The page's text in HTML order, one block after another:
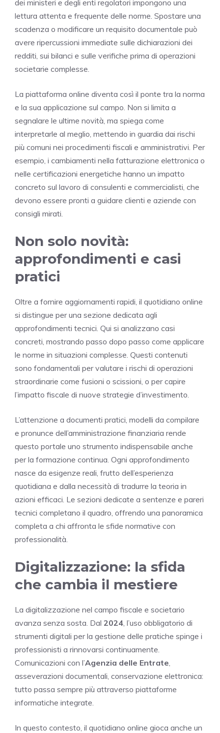
dei ministeri e degli enti regolatori impongono una
lettura attenta e frequente delle norme. Spostare una
scadenza o modificare un requisito documentale può
avere ripercussioni immediate sulle dichiarazioni dei
redditi, sui bilanci e sulle verifiche prima di operazioni
societarie complesse.
La piattaforma online diventa così il ponte tra la norma
e la sua applicazione sul campo. Non si limita a
segnalare le ultime novità, ma spiega come
interpretarle al meglio, mettendo in guardia dai rischi
più comuni nei procedimenti fiscali e amministrativi. Per
esempio, i cambiamenti nella fatturazione elettronica o
nelle certificazioni energetiche hanno un impatto
concreto sul lavoro di consulenti e commercialisti, che
devono essere pronti a guidare clienti e aziende con
consigli mirati.
Non solo novità:
approfondimenti e casi
pratici
Oltre a fornire aggiornamenti rapidi, il quotidiano online
si distingue per una sezione dedicata agli
approfondimenti tecnici. Qui si analizzano casi
concreti, mostrando passo dopo passo come applicare
le norme in situazioni complesse. Questi contenuti
sono fondamentali per valutare i rischi di operazioni
straordinarie come fusioni o scissioni, o per capire
l’impatto fiscale di nuove strategie d’investimento.
L’attenzione a documenti pratici, modelli da compilare
e pronunce dell’amministrazione finanziaria rende
questo portale uno strumento indispensabile anche
per la formazione continua. Ogni approfondimento
nasce da esigenze reali, frutto dell’esperienza
quotidiana e dalla necessità di tradurre la teoria in
azioni efficaci. Le sezioni dedicate a sentenze e pareri
tecnici completano il quadro, offrendo una panoramica
completa a chi affronta le sfide normative con
professionalità.
Digitalizzazione: la sfida
che cambia il mestiere
La digitalizzazione nel campo fiscale e societario
avanza senza sosta. Dal 2024 , l’uso obbligatorio di
strumenti digitali per la gestione delle pratiche spinge i
professionisti a rinnovarsi continuamente.
Comunicazioni con l’Agenzia delle Entrate
asseverazioni documentali, conservazione elettronica:
tutto passa sempre più attraverso piattaforme
informatiche integrate.
In questo contesto, il quotidiano online gioca anche un